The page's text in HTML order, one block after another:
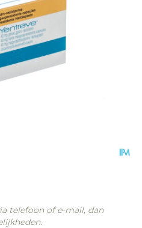
telefoon of e-mail, dan